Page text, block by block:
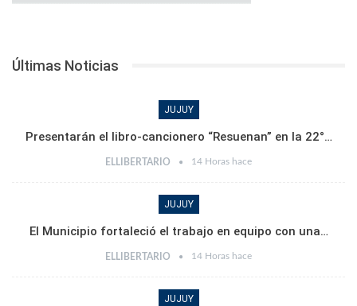
Últimas Noticias
JUJUY
Presentarán el libro-cancionero “Resuenan” en la 22°…
ELLIBERTARIO 14 Horas hace
JUJUY
El Municipio fortaleció el trabajo en equipo con una…
ELLIBERTARIO 14 Horas hace
JUJUY